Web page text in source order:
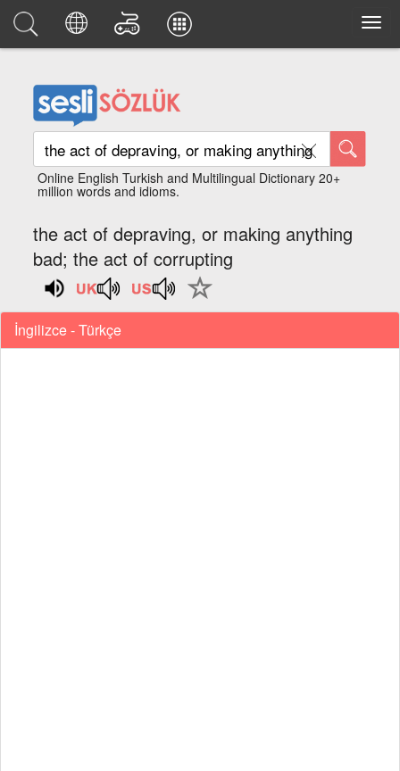
Online English Turkish and Multilingual Dictionary 20+
million words and idioms.
the act of depraving, or making anything
bad; the act of corrupting
İngilizce - Türkçe